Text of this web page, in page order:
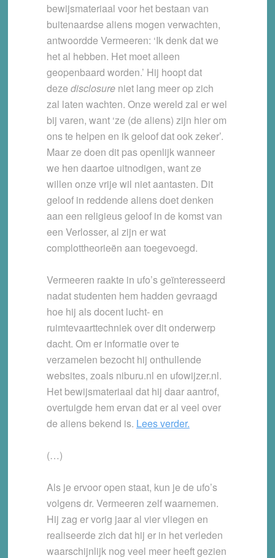
bewijsmateriaal voor het bestaan van
buitenaardse aliens mogen verwachten,
antwoordde Vermeeren: ‘Ik denk dat we
het al hebben. Het moet alleen
geopenbaard worden.’ Hij hoopt dat
deze disclosureniet lang meer op zich
zal laten wachten. Onze wereld zal er wel
bij varen, want ‘ze (de aliens) zijn hier om
ons te helpen en ik geloof dat ook zeker’.
Maar ze doen dit pas openlijk wanneer
we hen daartoe uitnodigen, want ze
willen onze vrije wil niet aantasten. Dit
geloof in reddende aliens doet denken
aan een religieus geloof in de komst van
een Verlosser, al zijn er wat
complottheorieën aan toegevoegd.
Vermeeren raakte in ufo’s geïnteresseerd
nadat studenten hem hadden gevraagd
hoe hij als docent lucht- en
ruimtevaarttechniek over dit onderwerp
dacht. Om er informatie over te
verzamelen bezocht hij onthullende
websites, zoals niburu.nl en ufowijzer.nl.
Het bewijsmateriaal dat hij daar aantrof,
overtuigde hem ervan dat er al veel over
de aliens bekend is. Lees verder.
(…)
Als je ervoor open staat, kun je de ufo’s
volgens dr. Vermeeren zelf waarnemen.
Hij zag er vorig jaar al vier vliegen en
realiseerde zich dat hij er in het verleden
waarschijnlijk nog veel meer heeft gezien